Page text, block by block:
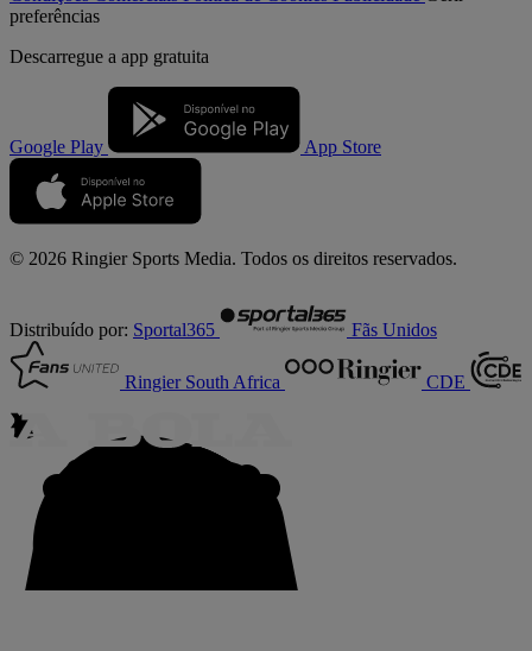
preferências
Descarregue a app gratuita
Google Play App Store
© 2026 Ringier Sports Media. Todos os direitos reservados.
Distribuído por: Sportal365 Fãs Unidos
Ringier South Africa CDE